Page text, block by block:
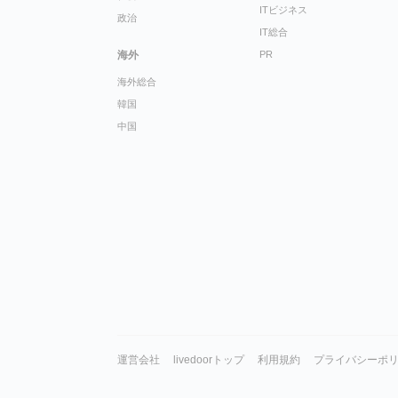
政治
海外
海外総合
韓国
中国
ITビジネス
IT総合
PR
運営会社 livedoorトップ 利用規約 プライバシーポ